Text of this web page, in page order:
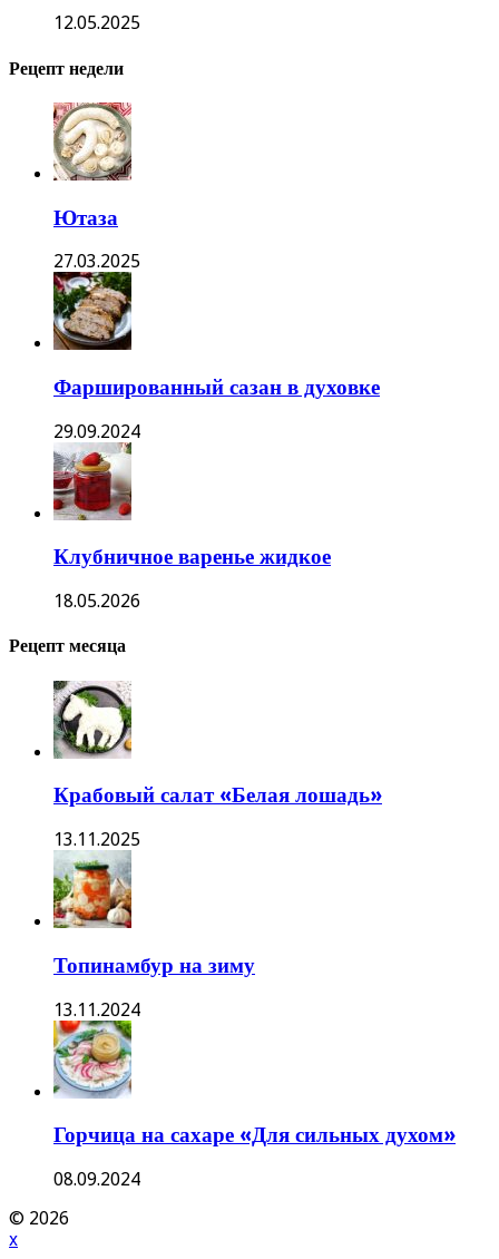
12.05.2025
Рецепт недели
Ютаза
27.03.2025
Фаршированный сазан в духовке
29.09.2024
Клубничное варенье жидкое
18.05.2026
Рецепт месяца
Крабовый салат «Белая лошадь»
13.11.2025
Топинамбур на зиму
13.11.2024
Горчица на сахаре «Для сильных духом»
08.09.2024
© 2026
x